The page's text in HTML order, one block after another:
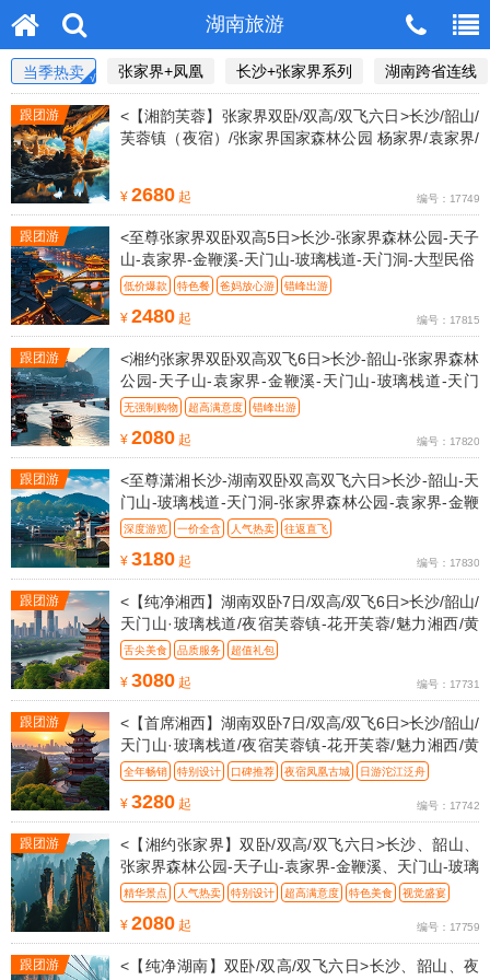
湖南旅游
当季热卖 张家界+凤凰 长沙+张家界系列 湖南跨省连线
跟团游
<【湘韵芙蓉】张家界双卧/双高/双飞六日>长沙/韶山/
芙蓉镇（夜宿）/张家界国家森林公园 杨家界/袁家界/
¥ 2680 起 编号：17749
跟团游
<至尊张家界双卧双高5日>长沙-张家界森林公园-天子
山-袁家界-金鞭溪-天门山-玻璃栈道-天门洞-大型民俗
低价爆款 特色餐 爸妈放心游 错峰出游
全程0自费0景交0超市0苗寨0年龄
¥ 2480 起 编号：17815
跟团游
<湘约张家界双卧双高双飞6日>长沙-韶山-张家界森林
公园-天子山-袁家界-金鞭溪-天门山-玻璃栈道-天门
洞-民俗
无强制购物 超高满意度 错峰出游
全程金牌导游讲解服务，气质形象佳、讲解生动
¥ 2080 起 编号：17820
跟团游
<至尊潇湘长沙-湖南双卧双高双飞六日>长沙-韶山-天
门山-玻璃栈道-天门洞-张家界森林公园-袁家界-金鞭
溪-黄龙洞VIP
深度游览 一价全含 人气热卖 往返直飞
豪华2+1VIP旅游巴士 高端精致团
¥ 3180 起 编号：17830
跟团游
<【纯净湘西】湖南双卧7日/双高/双飞6日>长沙/韶山/
天门山·玻璃栈道/夜宿芙蓉镇-花开芙蓉/魅力湘西/黄
龙洞VIP
舌尖美食 品质服务 超值礼包
¥ 3080 起 编号：17731
跟团游
<【首席湘西】湖南双卧7日/双高/双飞6日>长沙/韶山/
天门山·玻璃栈道/夜宿芙蓉镇-花开芙蓉/魅力湘西/黄
龙洞VIP
全年畅销 特别设计 口碑推荐 夜宿凤凰古城 日游沱江泛舟
¥ 3280 起 编号：17742
跟团游
<【湘约张家界】双卧/双高/双飞六日>长沙、韶山、
张家界森林公园-天子山-袁家界-金鞭溪、天门山-玻璃
栈道-天门洞
精华景点 人气热卖 特别设计 超高满意度 特色美食 视觉盛宴
贵宾礼遇
¥ 2080 起 编号：17759
跟团游
<【纯净湖南】双卧/双高/双飞六日>长沙、韶山、夜